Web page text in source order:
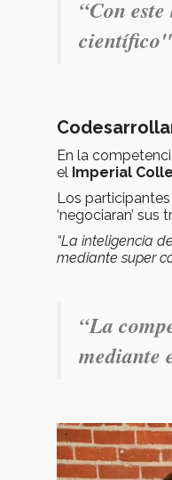
“Con
En la
el Imperial
Los
‘negociaran’
“La inteligencia
mediante super
“La
mediante